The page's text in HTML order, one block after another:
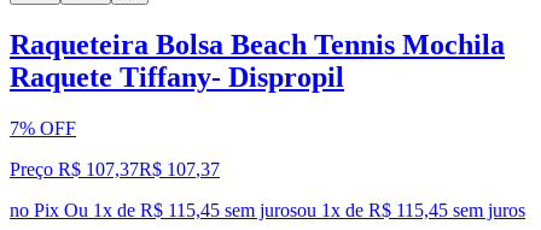
Raqueteira Bolsa Beach Tennis Mochila
Raquete Tiffany- Dispropil
7% OFF
Preço R$ 107,37R$ 107,37
no Pix Ou 1x de R$ 115,45 sem jurosou 1x de R$ 115,45 sem juros